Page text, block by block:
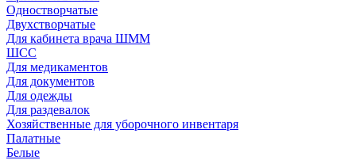
Одностворчатые
Двухстворчатые
Для кабинета врача ШММ
ШСС
Для медикаментов
Для документов
Для одежды
Для раздевалок
Хозяйственные для уборочного инвентаря
Палатные
Белые